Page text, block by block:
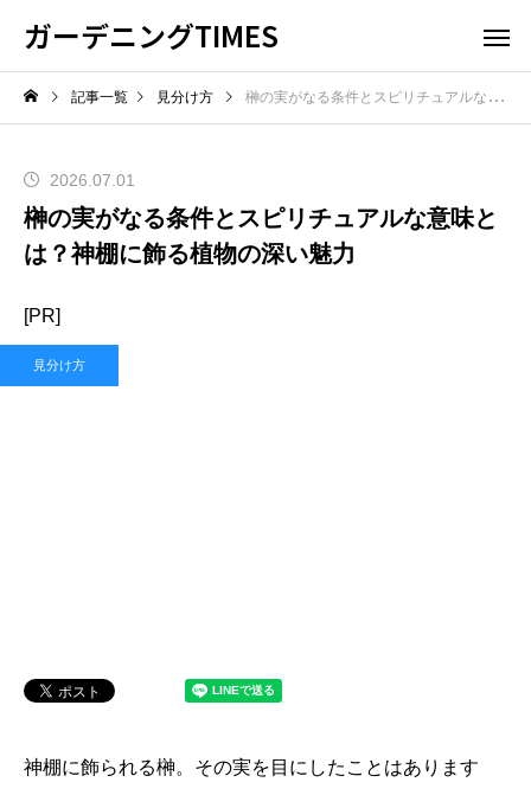
ガーデニングTIMES
記事一覧 見分け方 榊の実がなる条件とスピリチュアルな意味とは？神棚に飾る植物の深い魅力
2026.07.01
榊の実がなる条件とスピリチュアルな意味と
は？神棚に飾る植物の深い魅力
[PR]
見分け方
神棚に飾られる榊。その実を目にしたことはあります